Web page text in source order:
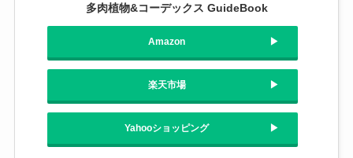
多肉植物&コーデックス GuideBook
Amazon
楽天市場
Yahooショッピング